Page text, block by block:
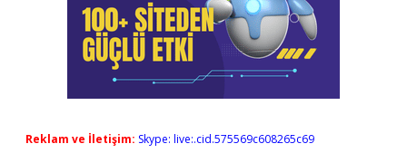
Reklam ve İletişim: Skype: live:.cid.575569c608265c69